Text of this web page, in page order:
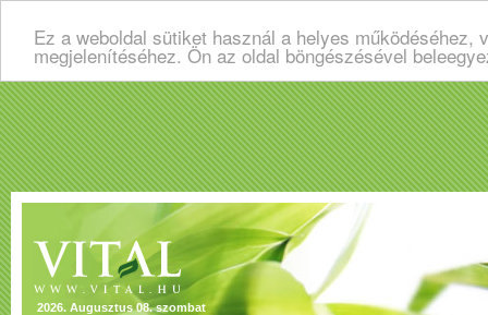
Ez a weboldal sütiket használ a helyes
megjelenítéséhez. Ön az oldal böngészésével
2026. Augusztus 08. szombat